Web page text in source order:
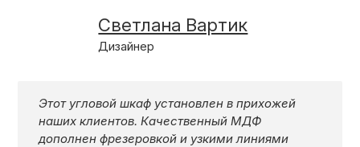
Светлана Вартик
Дизайнер
Этот угловой шкаф установлен в прихожей
наших клиентов. Качественный МДФ
дополнен фрезеровкой и узкими линиями
КОНТАКТЫ
О ФАБРИКЕ